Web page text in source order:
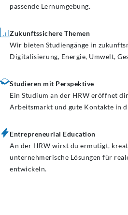
passende Lernumgebung.
Zukunftssichere Themen
Wir bieten Studiengänge in
Digitalisierung, Energie, Umwelt,
Studieren mit Perspektive
Ein Studium an der HRW eröffnet
Arbeitsmarkt und gute Kontakte in
Entrepreneurial Education
An der HRW wirst du ermutigt,
unternehmerische Lösungen für
entwickeln.